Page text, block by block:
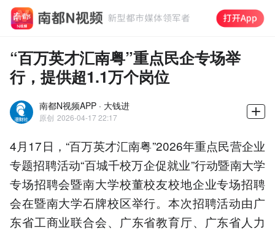
“百万英才汇南粤”重点民企专场举
行，提供超1.1万个岗位
南都N视频APP · 大钱进
原创 2026-04-17 22:17
4月17日，“百万英才汇南粤”2026年重点民营企业
专题招聘活动“百城千校万企促就业”行动暨南大学
专场招聘会暨南大学校董校友校地企业专场招聘
会在暨南大学石牌校区举行。本次招聘活动由广
东省工商业联合会、广东省教育厅、广东省人力